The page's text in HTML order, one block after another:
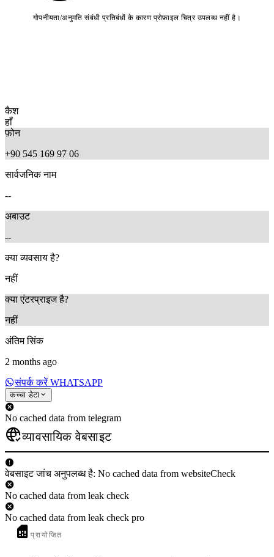
गोपनीयता/अनुमति संबंधी प्रतिबंधों के कारण प्रोफ़ाइल चित्र उपलब्ध नहीं है।
कैश
हाँ
फ़ोन
+90 545 169 97 06
सार्वजनिक नाम
--
अबाउट
--
क्या व्यवसाय है?
नहीं
क्या एंटरप्राइज है?
नहीं
अंतिम सिंक
2 months ago
संपर्क करें WHATSAPP
कच्चा डेटा
No cached data from telegram
व्यावसायिक वेबसाइट
वेबसाइट जांच अनुपलब्ध है: No cached data from websiteCheck
No cached data from leak check
No cached data from leak check pro
प्रायोजित